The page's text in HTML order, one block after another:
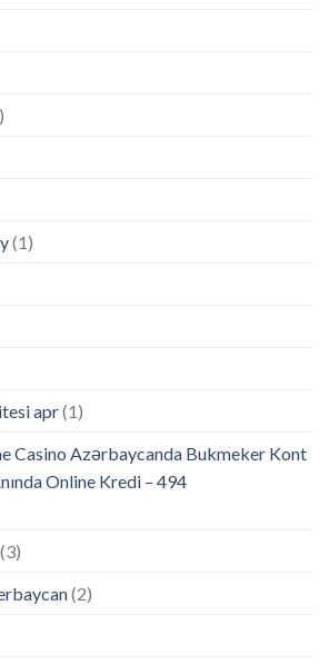
(1)
apr(1)
Casino Azərbaycanda Bukmeker Kont
Online Kredi – 494
(3)
(2)